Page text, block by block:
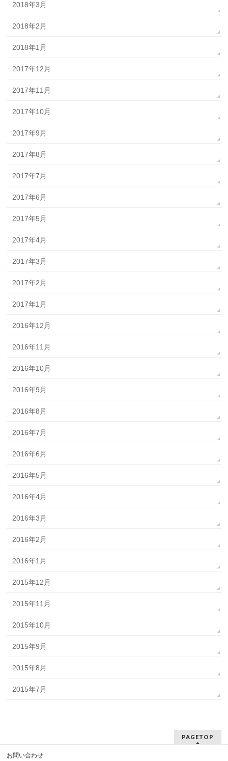
2018年3月
2018年2月
2018年1月
2017年12月
2017年11月
2017年10月
2017年9月
2017年8月
2017年7月
2017年6月
2017年5月
2017年4月
2017年3月
2017年2月
2017年1月
2016年12月
2016年11月
2016年10月
2016年9月
2016年8月
2016年7月
2016年6月
2016年5月
2016年4月
2016年3月
2016年2月
2016年1月
2015年12月
2015年11月
2015年10月
2015年9月
2015年8月
2015年7月
PAGETOP
お問い合わせ